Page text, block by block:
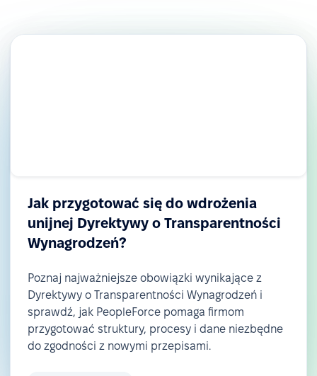
Jak przygotować się do wdrożenia
unijnej Dyrektywy o Transparentności
Wynagrodzeń?
Poznaj najważniejsze obowiązki wynikające z
Dyrektywy o Transparentności Wynagrodzeń i
sprawdź, jak PeopleForce pomaga firmom
przygotować struktury, procesy i dane niezbędne
do zgodności z nowymi przepisami.